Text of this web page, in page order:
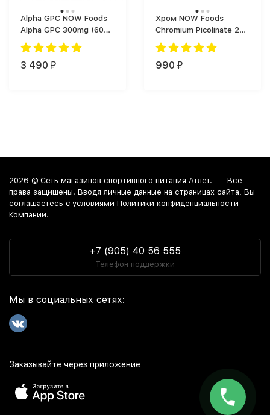
Alpha GPC NOW Foods
Alpha GPC 300mg (60
капс.)
3 490 ₽
Хром NOW Foods
Chromium Picolinate 200
мкг (100 капс.)
990 ₽
2026 © Сеть магазинов спортивного питания Атлет. — Все
права защищены. Вводя личные данные на страницах сайта, Вы
соглашаетесь c условиями Политики конфиденциальности
Компании.
+7 (905) 40 56 555
Телефон поддержки
Мы в социальных сетях:
Заказывайте через приложение